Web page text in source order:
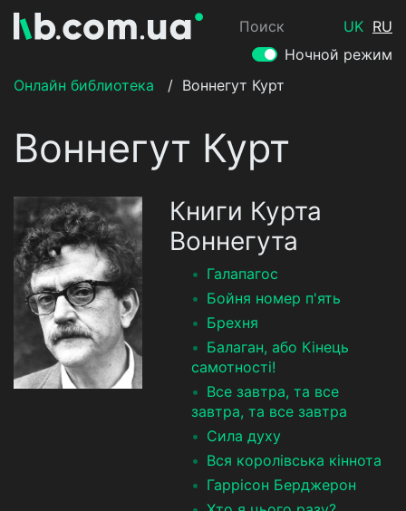
Поиск UK RU
Ночной режим
Онлайн библиотека
/ Воннегут Курт
Воннегут Курт
Книги Курта
Воннегута
Галапагос
Бойня номер п'ять
Брехня
Балаган, або Кінець
самотності!
Все завтра, та все
завтра, та все завтра
Сила духу
Вся королівська кіннота
Гаррісон Берджерон